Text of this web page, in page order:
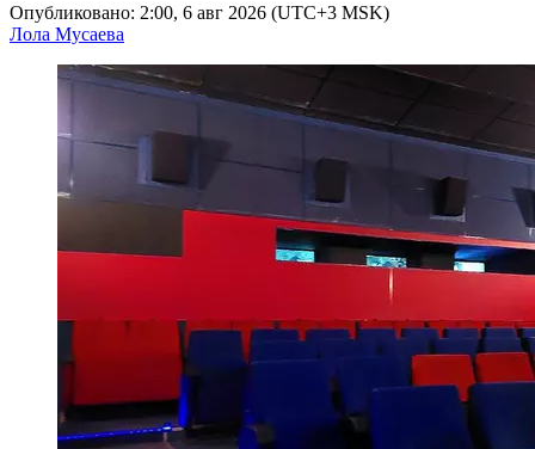
Опубликовано: 2:00, 6 авг 2026 (UTC+3 MSK)
Лола Мусаева